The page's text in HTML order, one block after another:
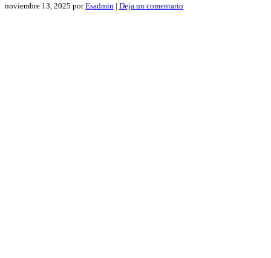
noviembre 13, 2025 porEsadmin | Deja un comentario